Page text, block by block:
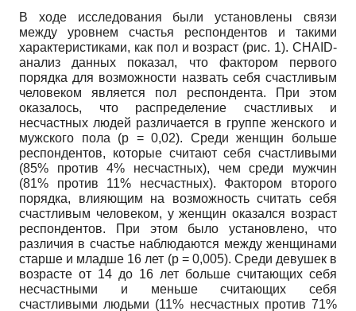
В ходе исследования были установлены связи
между уровнем счастья респондентов и такими
характеристиками, как пол и возраст (рис. 1). CHAID-
анализ данных показал, что фактором первого
порядка для возможности назвать себя счастливым
человеком является пол респондента. При этом
оказалось, что распределение счастливых и
несчастных людей различается в группе женского и
мужского пола (р = 0,02). Среди женщин больше
респондентов, которые считают себя счастливыми
(85% против 4% несчастных), чем среди мужчин
(81% против 11% несчастных). Фактором второго
порядка, влияющим на возможность считать себя
счастливым человеком, у женщин оказался возраст
респондентов. При этом было установлено, что
различия в счастье наблюдаются между женщинами
старше и младше 16 лет (р = 0,005). Среди девушек в
возрасте от 14 до 16 лет больше считающих себя
несчастными и меньше считающих себя
счастливыми людьми (11% несчастных против 71%